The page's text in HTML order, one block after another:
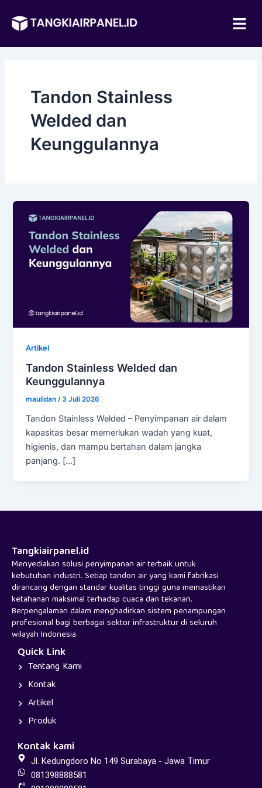
konten
Tandon Stainless
Welded dan
Keunggulannya
Artikel
Tandon Stainless Welded dan
Keunggulannya
maulidan/3 Juli 2026
Tandon Stainless Welded – Penyimpanan air dalam
kapasitas besar memerlukan wadah yang kuat,
higienis, dan mampu bertahan dalam jangka
panjang. […]
Tangkiairpanel.id
Menyediakan solusi penyimpanan air terbaik untuk
kebutuhan industri. Setiap tandon air yang kami fabrikasi
dirancang dengan standar kualitas tinggi guna memastikan
ketahanan maksimal terhadap cuaca dan tekanan.
Berpengalaman dalam menghadirkan sistem penampungan
profesional bagi berbagai sektor infrastruktur di seluruh
wilayah Indonesia.
Quick Link
Tentang Kami
Kontak
Artikel
Produk
Kontak kami
Jl. Kedungdoro No 149 Surabaya - Jawa Timur
081398888581